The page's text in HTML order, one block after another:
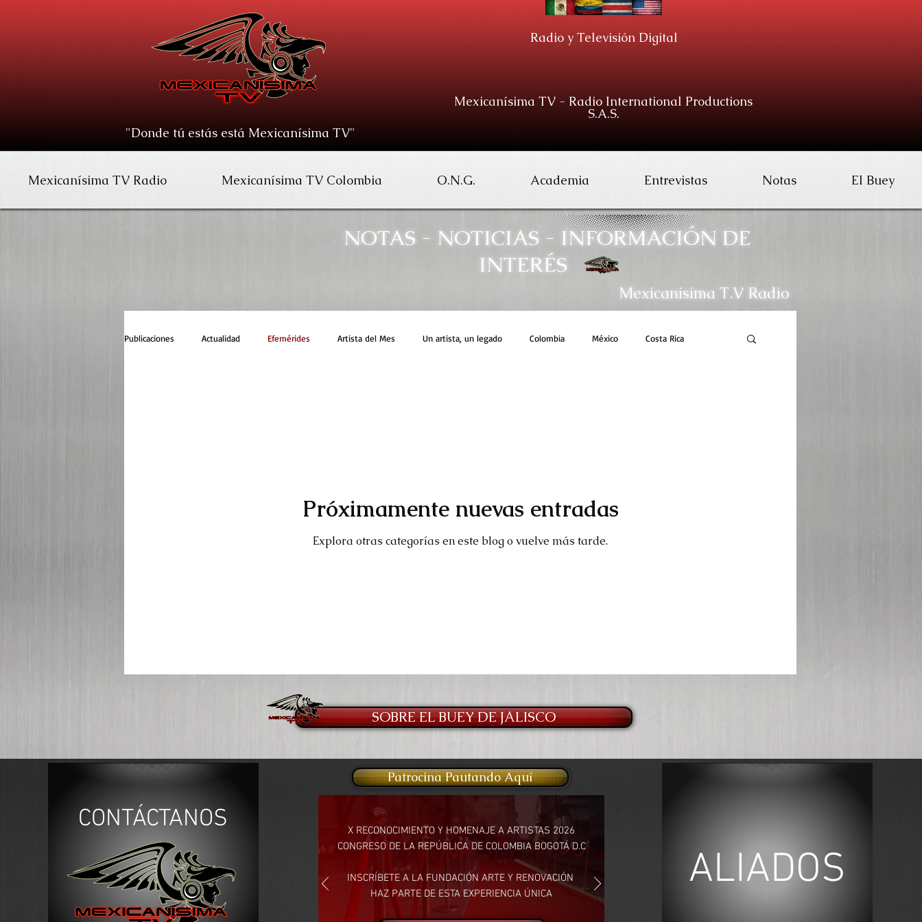
"Donde tú estás está Mexicanísima TV"
Radio y Televisión Digital
Mexicanísima TV - Radio International Productions
S.A.S.
Mexicanísima TV Radio Mexicanísima TV Colombia O.N.G. Academia Entrevistas Notas El Buey
NOTAS - NOTICIAS - INFORMACIÓN DE
INTERÉS
Mexicanisima T.V Radio
Publicaciones Actualidad Efemérides Artista del Mes Un artista, un legado Colombia México Costa Rica
Próximamente nuevas entradas
Explora otras categorías en este blog o vuelve más tarde.
SOBRE EL BUEY DE JALISCO
CONTÁCTANOS
Patrocina Pautando Aquí
X RECONOCIMIENTO Y HOMENAJE A ARTISTAS 2026
CONGRESO DE LA REPÚBLICA DE COLOMBIA BOGOTÁ D.C
INSCRÍBETE A LA FUNDACIÓN ARTE Y RENOVACIÓN
HAZ PARTE DE ESTA EXPERIENCIA ÚNICA
ALIADOS